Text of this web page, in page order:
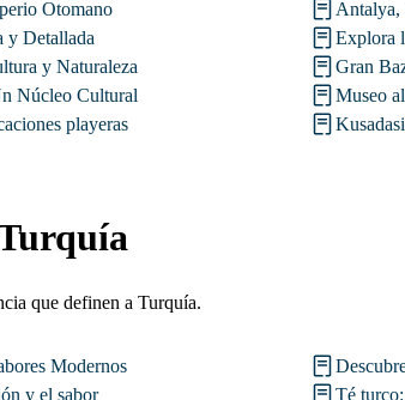
Otomano
Antalya,
y Detallada
Explora
y Naturaleza
Gran
Núcleo Cultural
Museo
playeras
que definen a Turquía.
Modernos
y el sabor
Té